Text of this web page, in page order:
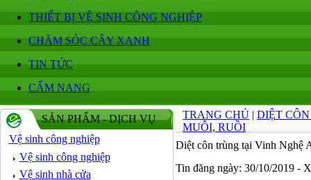
THIẾT BỊ VỆ SINH CÔNG NGHIỆP
CHĂM SÓC CÂY XANH
TIN TỨC
CẨM NANG
SẢN PHẨM - DỊCH VỤ
Vệ sinh công nghiệp
Vệ sinh công nghiệp
Vệ sinh nhà cửa
TRANG CHỦ | DIỆT
MUỖI, RUỒI
Diệt côn trùng tại Vinh Nghệ
Tin đăng ngày: 30/10/2019 -